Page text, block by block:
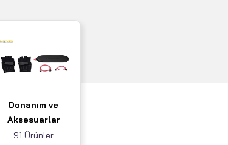
Donanım ve
Aksesuarlar
91 Ürünler